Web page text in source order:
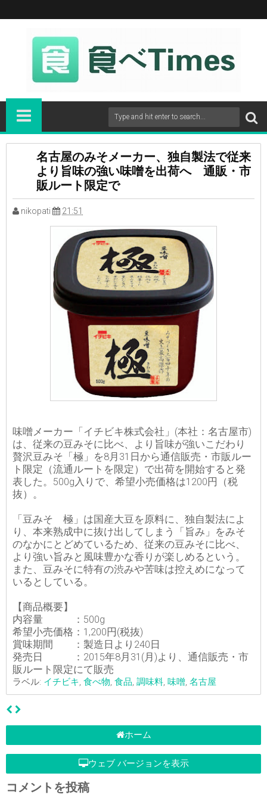
名古屋のみそメーカー、独自製法で従来
より旨味の強い味噌を出荷へ 通販・市
販ルート限定で
nikopati 21:51
味噌メーカー「イチビキ株式会社」(本社：名古屋市)
は、従来の豆みそに比べ、より旨味が強いこだわり
贅沢豆みそ「極」を8月31日から通信販売・市販ルー
ト限定（流通ルートを限定）で出荷を開始すると発
表した。500g入りで、希望小売価格は1200円（税
抜）。
「豆みそ 極」は国産大豆を原料に、独自製法によ
り、本来熟成中に抜け出してしまう「旨み」をみそ
のなかにとどめているため、従来の豆みそに比べ、
より強い旨みと風味豊かな香りが楽しめるという。
また、豆みそに特有の渋みや苦味は控えめになって
いるとしている。
【商品概要】
内容量 ：500g
希望小売価格：1,200円(税抜)
賞味期間 ：製造日より240日
発売日 ：2015年8月31(月)より、通信販売・市
販ルート限定にて販売
ラベル: イチビキ, 食べ物, 食品, 調味料, 味噌, 名古屋
ホーム
ウェブ バージョンを表示
コメントを投稿